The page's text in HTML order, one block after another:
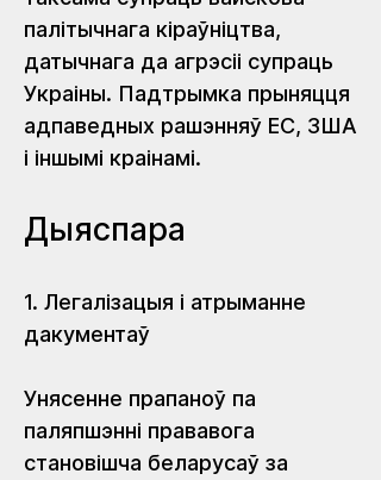
палітычнага кіраўніцтва,
датычнага да агрэсіі супраць
Украіны. Падтрымка прыняцця
адпаведных рашэнняў ЕС, ЗША
і іншымі краінамі.
Дыяспара
1. Легалізацыя і атрыманне
дакументаў
Унясенне прапаноў па
паляпшэнні прававога
становішча беларусаў за